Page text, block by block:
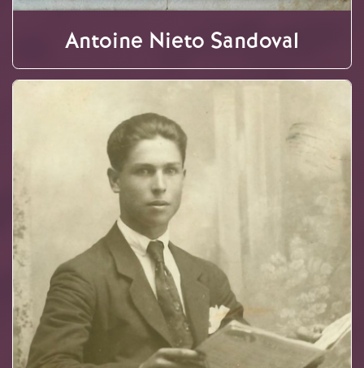
Antoine Nieto Sandoval